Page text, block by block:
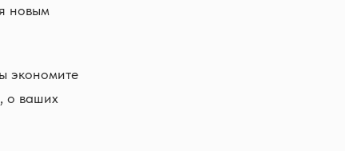
новым
экономите
о ваших